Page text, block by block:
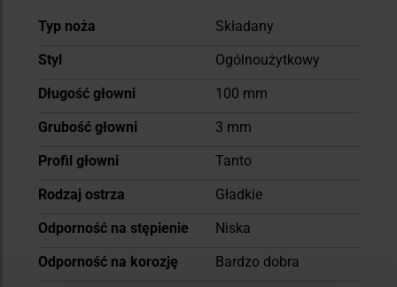
Więcej
Typ noża
Składany
Styl
Ogólnoużytkowy
Długość głowni
100 mm
Grubość głowni
3 mm
Profil głowni
Tanto
Rodzaj ostrza
Gładkie
Odporność na stępienie
Niska
Odporność na korozję
Bardzo dobra